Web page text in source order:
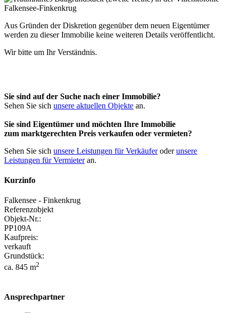
Aus Gründen der Diskretion gegenüber dem neuen Eigentümer
werden zu dieser Immobilie keine weiteren Details veröffentlicht.
Wir bitte um Ihr Verständnis.
Sie sind auf der Suche nach einer Immobilie?
Sehen Sie sich unsere aktuellen Objekte an.
Sie sind Eigentümer und möchten Ihre Immobilie
zum marktgerechten Preis verkaufen oder vermieten?
Sehen Sie sich unsere Leistungen für Verkäuferoderunsere
Leistungen für Vermieteran.
Kurzinfo
Falkensee - Finkenkrug
Referenzobjekt
Objekt-Nr.:
PP109A
Kaufpreis:
verkauft
Grundstück:
ca. 845 m2
Ansprechpartner